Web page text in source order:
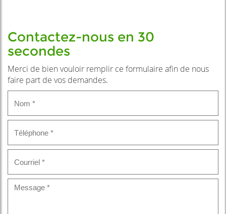
Contactez-nous en 30
secondes
Merci de bien vouloir remplir ce formulaire afin de nous
faire part de vos demandes.